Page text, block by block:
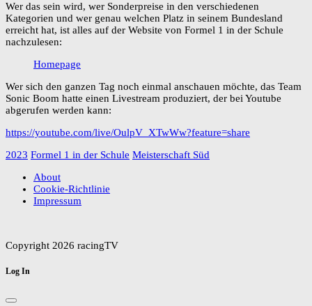
Wer das sein wird, wer Sonderpreise in den verschiedenen
Kategorien und wer genau welchen Platz in seinem Bundesland
erreicht hat, ist alles auf der Website von Formel 1 in der Schule
nachzulesen:
Homepage
Wer sich den ganzen Tag noch einmal anschauen möchte, das Team
Sonic Boom hatte einen Livestream produziert, der bei Youtube
abgerufen werden kann:
https://youtube.com/live/OulpV_XTwWw?feature=share
2023 Formel 1 in der Schule Meisterschaft Süd
About
Cookie-Richtlinie
Impressum
Copyright 2026 racingTV
Log In